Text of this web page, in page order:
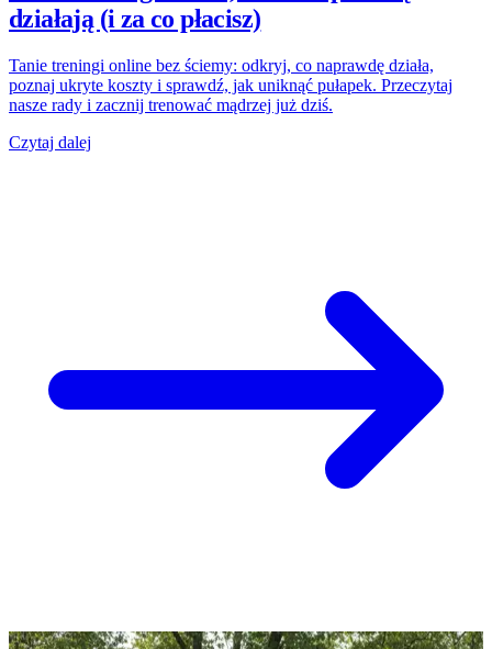
działają (i za co płacisz)
Tanie treningi online bez ściemy: odkryj, co naprawdę działa,
poznaj ukryte koszty i sprawdź, jak uniknąć pułapek. Przeczytaj
nasze rady i zacznij trenować mądrzej już dziś.
Czytaj dalej